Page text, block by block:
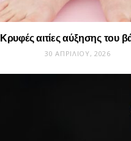
Κρυφές αιτίες αύξησης του
30 ΑΠΡΙΛΊΟΥ, 2026